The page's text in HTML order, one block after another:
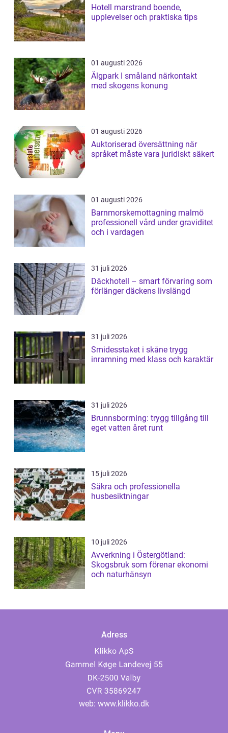
Hotell marstrand boende,
upplevelser och praktiska tips
01 augusti 2026
Älgpark I småland närkontakt
med skogens konung
01 augusti 2026
Auktoriserad översättning när
språket måste vara juridiskt säkert
01 augusti 2026
Barnmorskemottagning malmö
professionell vård under graviditet
och i vardagen
31 juli 2026
Däckhotell – smart förvaring som
förlänger däckens livslängd
31 juli 2026
Smidesstaket i skåne trygg
inramning med klass och karaktär
31 juli 2026
Brunnsborrning: trygg tillgång till
eget vatten året runt
15 juli 2026
Säkra och professionella
husbesiktningar
10 juli 2026
Avverkning i Östergötland:
Skogsbruk som förenar ekonomi
och naturhänsyn
Adress
web: www.klikko.dk